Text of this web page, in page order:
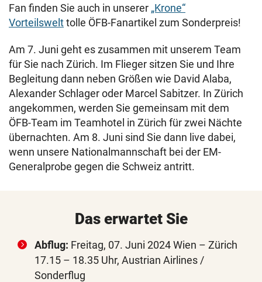
Fan finden Sie auch in unserer „Krone“
Vorteilswelttolle ÖFB-Fanartikel zum Sonderpreis!
Am 7. Juni geht es zusammen mit unserem Team
für Sie nach Zürich. Im Flieger sitzen Sie und Ihre
Begleitung dann neben Größen wie David Alaba,
Alexander Schlager oder Marcel Sabitzer. In Zürich
angekommen, werden Sie gemeinsam mit dem
ÖFB-Team im Teamhotel in Zürich für zwei Nächte
übernachten. Am 8. Juni sind Sie dann live dabei,
wenn unsere Nationalmannschaft bei der EM-
Generalprobe gegen die Schweiz antritt.
Das erwartet Sie
Abflug: Freitag, 07. Juni 2024 Wien – Zürich
17.15 – 18.35 Uhr, Austrian Airlines /
Sonderflug